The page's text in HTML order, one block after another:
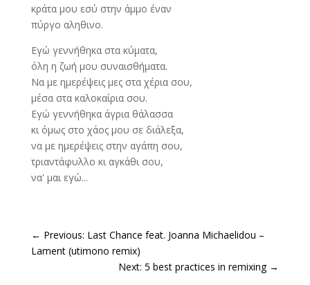
κράτα μου εσύ στην άμμο έναν
πύργο αληθινο.
Εγώ γεννήθηκα στα κύματα,
όλη η ζωή μου συναισθήματα.
Να με ημερέψεις μες στα χέρια σου,
μέσα στα καλοκαίρια σου.
Εγώ γεννήθηκα άγρια θάλασσα
κι όμως στο χάος μου σε διάλεξα,
να με ημερέψεις στην αγάπη σου,
τριαντάφυλλο κι αγκάθι σου,
να' μαι εγώ...
← Previous: Last Chance feat. Joanna Michaelidou –
Lament (utimono remix)
Next: 5 best practices in remixing→